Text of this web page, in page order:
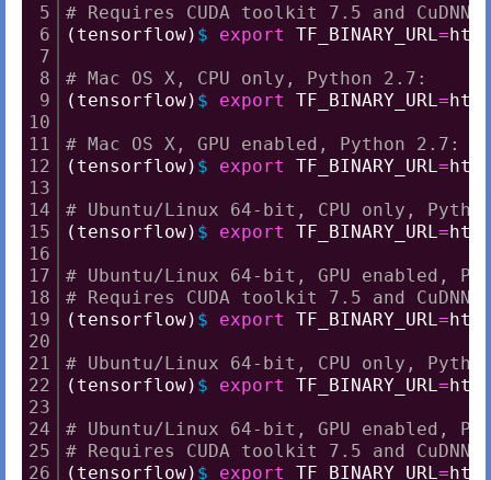
5
6
7
8
9
10
11
12
13
14
15
16
17
18
19
20
21
22
23
24
25
26
# Requires CUDA toolkit 7.5 and
(tensorflow) $ export TF_BINARY_URL=
# Mac OS X, CPU only, Python 2.7:
(tensorflow) $ export TF_BINARY_URL=
# Mac OS X, GPU enabled, Python 2.7:
(tensorflow) $ export TF_BINARY_URL=
# Ubuntu/Linux 64-bit, CPU only,
(tensorflow) $ export TF_BINARY_URL=
# Ubuntu/Linux 64-bit, GPU enabled,
# Requires CUDA toolkit 7.5 and
(tensorflow) $ export TF_BINARY_URL=
# Ubuntu/Linux 64-bit, CPU only,
(tensorflow) $ export TF_BINARY_URL=
# Ubuntu/Linux 64-bit, GPU enabled,
# Requires CUDA toolkit 7.5 and
(tensorflow) $ export TF_BINARY_URL=